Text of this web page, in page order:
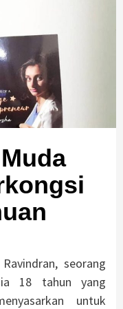
seorang
18 tahun yang
untuk